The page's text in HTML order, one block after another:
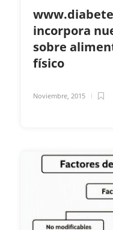
incorpora
sobre
físico
Noviembre, 2015